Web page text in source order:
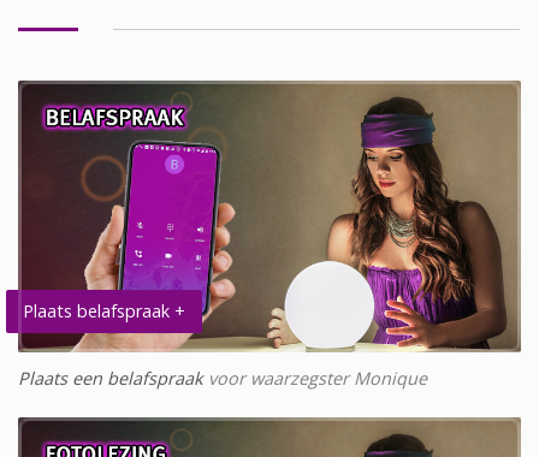
Plaats belafspraak +
Plaats een belafspraakvoor waarzegster Monique